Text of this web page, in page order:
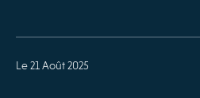
Le 21 Août 2025